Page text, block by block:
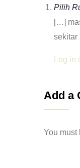
Pilih
[…]
sekitar
Log
Add a
You must